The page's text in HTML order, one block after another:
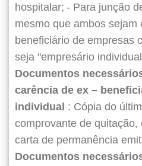
hospitalar; - Para junção
mesmo que ambos sejam
beneficiário de empresas
seja "empresário
Documentos
carência de ex –
individual : Cópia do
comprovante de
carta de permanência
Documentos